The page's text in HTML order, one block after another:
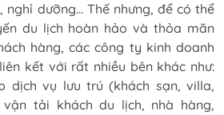
dưỡng... Thế nhưng, để có thể
du lịch hoàn hảo và thỏa mãn
hàng, các công ty kinh doanh
kết với rất nhiều bên khác như:
dịch vụ lưu trú (khách sạn, villa,
vận tải khách du lịch, nhà hàng,